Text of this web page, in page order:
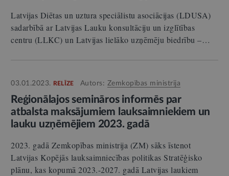
Latvijas Diētas un uztura speciālistu asociācijas (LDUSA)
sadarbībā ar Latvijas Lauku konsultāciju un izglītības
centru (LLKC) un Latvijas lielāko uzņēmēju biedrību –…
03.01.2023. RELĪZE Autors: Zemkopības ministrija
Reģionālajos semināros informēs par
atbalsta maksājumiem lauksaimniekiem un
lauku uzņēmējiem 2023. gadā
2023. gadā Zemkopības ministrija (ZM) sāks īstenot
Latvijas Kopējās lauksaimniecības politikas Stratēģisko
plānu, kas kopumā 2023.-2027. gadā Latvijas laukiem